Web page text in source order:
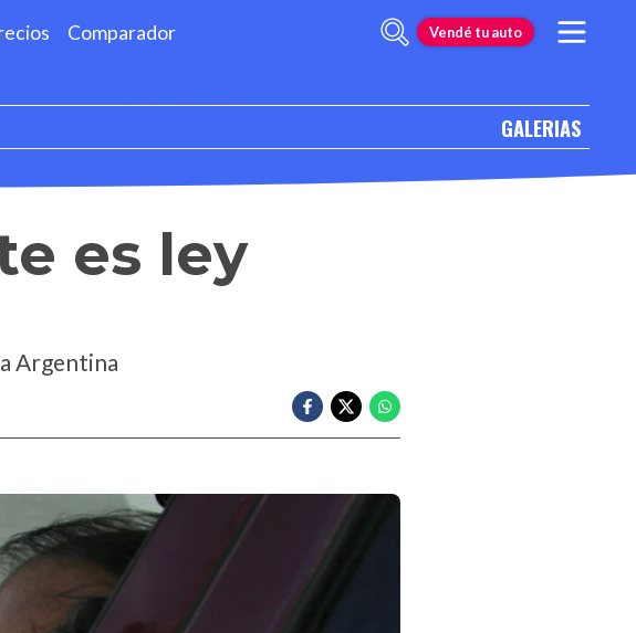
Comparador Vendé tu auto
GALERIAS
es ley
Argentina